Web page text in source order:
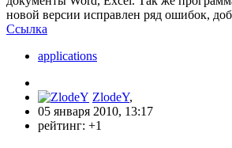
новой версии исправлен ряд ошибок,
Ссылка
applications
ZlodeY,
05 января 2010, 13:17
рейтинг: +1